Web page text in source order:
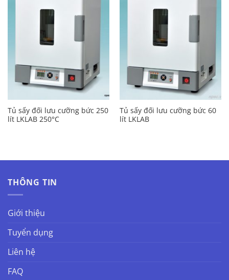
Tủ sấy đối lưu cưỡng bức 250
lít LKLAB 250°C
Tủ sấy đối lưu cưỡng bức 60
lít LKLAB
THÔNG TIN
Giới thiệu
Tuyển dụng
Liên hệ
FAQ